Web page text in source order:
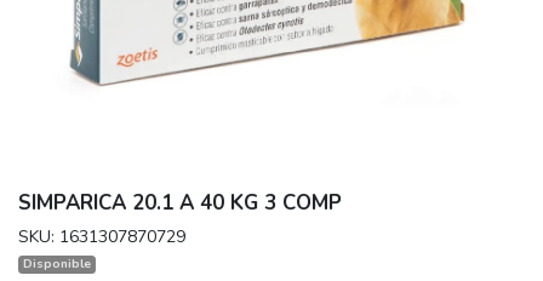
SIMPARICA 20.1 A 40 KG 3 COMP
SKU: 1631307870729
Disponible